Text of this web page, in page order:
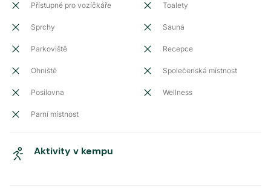
Přístupné pro vozíčkáře Toalety
Sprchy Sauna
Parkoviště Recepce
Ohniště Společenská místnost
Posilovna Wellness
Parní místnost
Aktivity v kempu